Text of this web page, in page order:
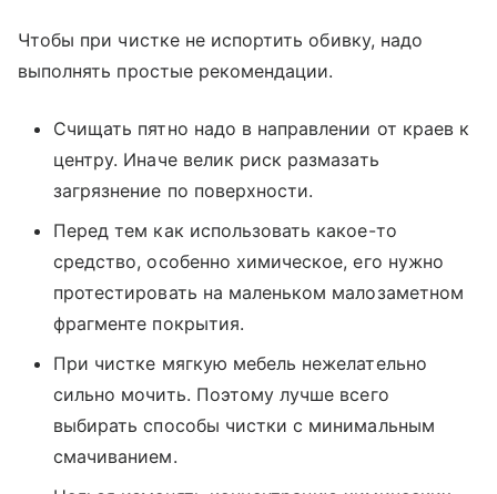
Чтобы при чистке не испортить обивку, надо
выполнять простые рекомендации.
Счищать пятно надо в направлении от краев к
центру. Иначе велик риск размазать
загрязнение по поверхности.
Перед тем как использовать какое-то
средство, особенно химическое, его нужно
протестировать на маленьком малозаметном
фрагменте покрытия.
При чистке мягкую мебель нежелательно
сильно мочить. Поэтому лучше всего
выбирать способы чистки с минимальным
смачиванием.